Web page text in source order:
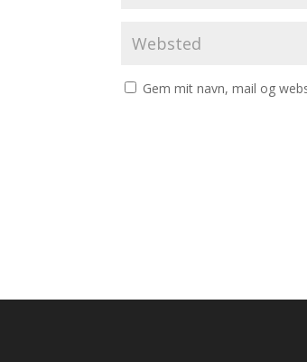
Gem mit navn, mail og